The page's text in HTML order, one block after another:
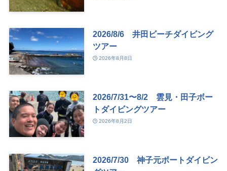
2026/8/6 井田ビーチダイビング
ツアー
2026年8月8日
2026/7/31〜8/2 雲見・田子ボー
トダイビングツアー
2026年8月2日
2026/7/30 神子元ボートダイビン